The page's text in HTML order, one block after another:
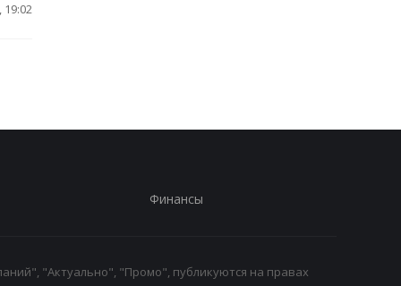
19:02
Финансы
"Актуально", "Промо", публикуются на правах